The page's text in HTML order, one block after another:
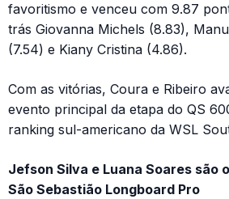
favoritismo e venceu com 9.87
trás Giovanna Michels (8.83),
(7.54) e Kiany Cristina (4.86).
Com as vitórias, Coura e Ribeiro
evento principal da etapa do QS
ranking sul-americano da WSL
Jefson Silva e Luana Soares são
São Sebastião Longboard Pro